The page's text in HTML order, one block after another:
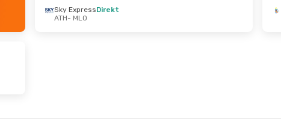
Sky ExpressDirekt
ATH- MLO